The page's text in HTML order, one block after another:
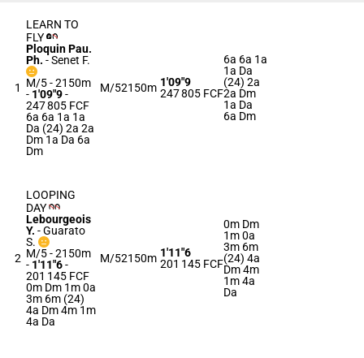
1
LEARN TO
FLY
Ploquin Pau.
Ph. -Senet F.
M/5 - 2150m
- 1'09"9-
247 805 FCF
6a 6a 1a 1a
Da (24) 2a 2a
Dm 1a Da 6a
Dm
M/52150m 1'09"9
247 805 FCF
6a 6a 1a
1a Da
(24) 2a
2a Dm
1a Da
6a Dm
2
LOOPING
DAY
Lebourgeois
Y. -Guarato
S.
M/5 - 2150m
- 1'11"6-
201 145 FCF
0m Dm 1m 0a
3m 6m (24)
4a Dm 4m 1m
4a Da
M/52150m 1'11"6
201 145 FCF
0m Dm
1m 0a
3m 6m
(24) 4a
Dm 4m
1m 4a
Da